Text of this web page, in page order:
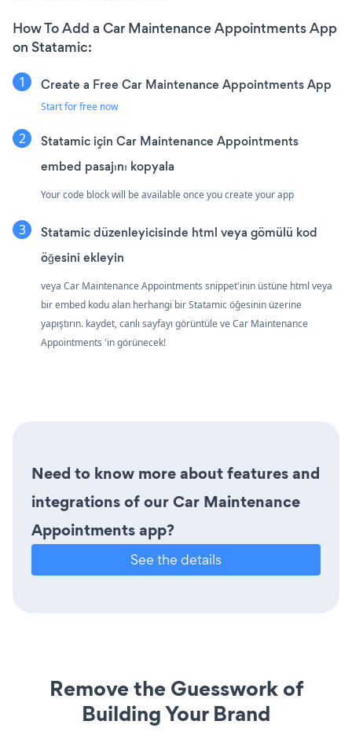
How To Add a Car Maintenance Appointments App
on Statamic:
Create a Free Car Maintenance Appointments App
Start for free now
Statamic için Car Maintenance Appointments
embed pasajını kopyala
Your code block will be available once you create your app
Statamic düzenleyicisinde html veya gömülü kod
öğesini ekleyin
veya Car Maintenance Appointments snippet'inin üstüne html veya
bir embed kodu alan herhangi bir Statamic öğesinin üzerine
yapıştırın. kaydet, canlı sayfayı görüntüle ve Car Maintenance
Appointments 'in görünecek!
Need to know more about features and
integrations of our Car Maintenance
Appointments app?
See the details
Remove the Guesswork of
Building Your Brand